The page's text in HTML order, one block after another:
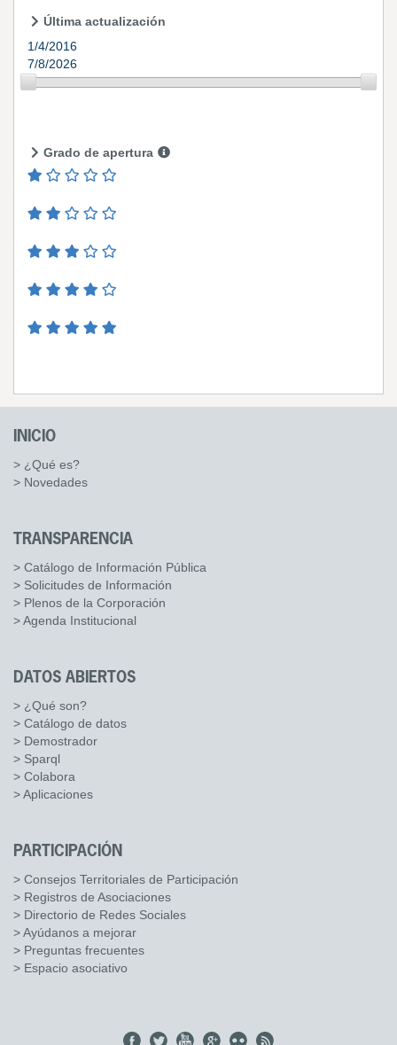
Última actualización
1/4/2016
7/8/2026
Grado de apertura
INICIO
> ¿Qué es?
> Novedades
TRANSPARENCIA
> Catálogo de Información Pública
> Solicitudes de Información
> Plenos de la Corporación
> Agenda Institucional
DATOS ABIERTOS
> ¿Qué son?
> Catálogo de datos
> Demostrador
> Sparql
> Colabora
> Aplicaciones
PARTICIPACIÓN
> Consejos Territoriales de Participación
> Registros de Asociaciones
> Directorio de Redes Sociales
> Ayúdanos a mejorar
> Preguntas frecuentes
> Espacio asociativo